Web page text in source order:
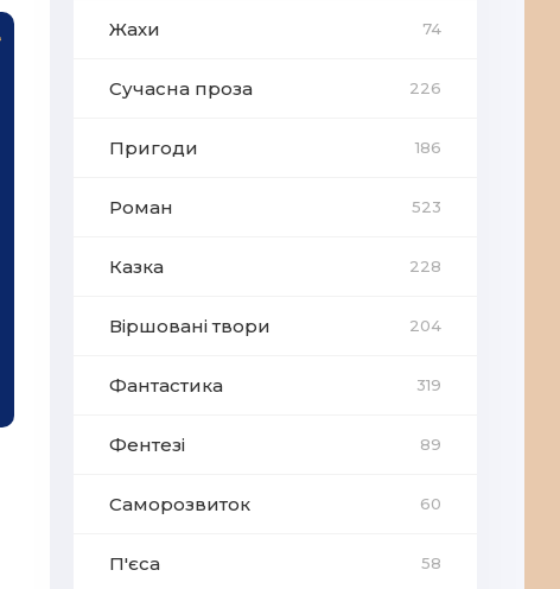
Жахи 74
Сучасна проза 226
Пригоди 186
Роман 523
Казка 228
Віршовані твори 204
Фантастика 319
Фентезі 89
Саморозвиток 60
П'єса 58